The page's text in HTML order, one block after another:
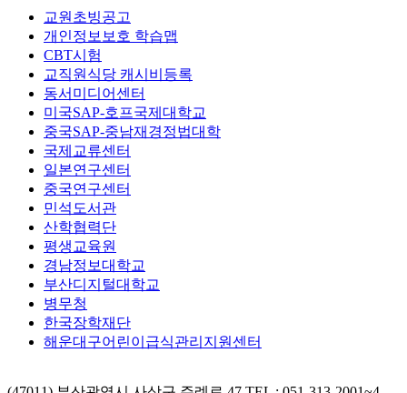
교원초빙공고
개인정보보호 학습맵
CBT시험
교직원식당 캐시비등록
동서미디어센터
미국SAP-호프국제대학교
중국SAP-중남재경정법대학
국제교류센터
일본연구센터
중국연구센터
민석도서관
산학협력단
평생교육원
경남정보대학교
부산디지털대학교
병무청
한국장학재단
해운대구어린이급식관리지원센터